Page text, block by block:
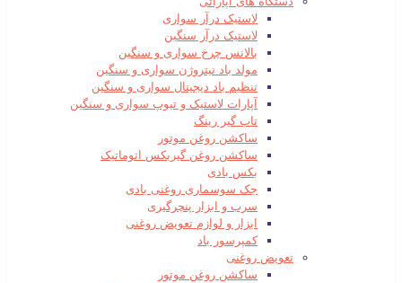
لاستیک درآر سواری
لاستیک درآر سنگین
بالانس چرخ سواری و سنگین
مولد باد نیتروژن سواری و سنگین
تنظیم باد دیجیتال سواری و سنگین
آپارات لاستیک و تیوپ سواری و سنگین
تاب گیر رینگ
ساکشن روغن موتور
ساکشن روغن گیربکس اتوماتیک
بکس بادی
جک سوسماری روغنی بادی
سرب و ابزار پنچرگیری
ابزار و لوازم تعویض روغنی
کمپرسور باد
تعویض روغنی
ساکشن روغن موتور